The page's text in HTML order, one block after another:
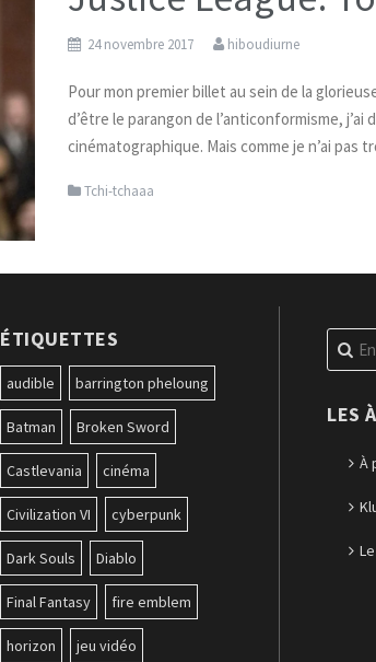
24 novembre 2017 hiboudiurne
Pour mon premier billet au sein de la
d’être le parangon de l’anticonformisme,
cinématographique. Mais comme je n’ai
Tchi-tchaaa
ÉTIQUETTES
audible barrington pheloung
Batman Broken Sword
Castlevania cinéma
Civilization VI cyberpunk
Dark Souls Diablo
Final Fantasy fire emblem
horizon jeu vidéo
pour
LES
À